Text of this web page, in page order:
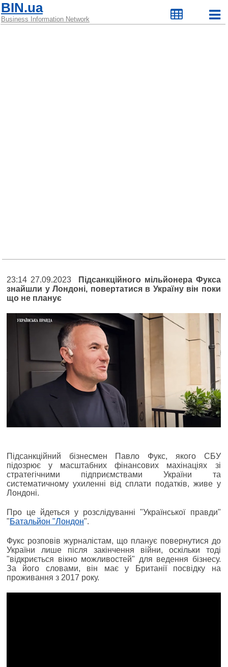
BIN.ua
Business Information Network
23:14 27.09.2023
Підсанкційного мільйонера Фукса
знайшли у Лондоні, повертатися в Україну він поки
що не планує
Підсанкційний бізнесмен Павло Фукс, якого СБУ
підозрює у масштабних фінансових махінаціях зі
стратегічними підприємствами України та
систематичному ухиленні від сплати податків, живе у
Лондоні.
Про це йдеться у розслідуванні "Української правди"
"Батальйон "Лондон".
Фукс розповів журналістам, що планує повернутися до
України лише після закінчення війни, оскільки тоді
"відкриється вікно можливостей" для ведення бізнесу.
За його словами, він має у Британії посвідку на
проживання з 2017 року.